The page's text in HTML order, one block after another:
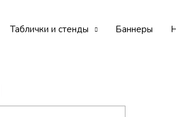
Таблички и стенды Баннеры